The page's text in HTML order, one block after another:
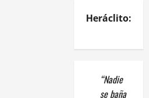
Heráclito:
“Nadie
se baña